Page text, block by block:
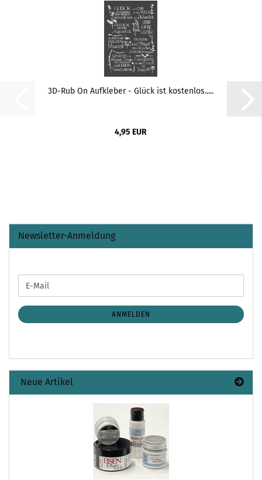
3D-Rub On Aufkleber - Glück ist kostenlos.....
4,95 EUR
Newsletter-Anmeldung
ZUR
ANMELDUNG
E-
Mail
ANMELDEN
Neue Artikel